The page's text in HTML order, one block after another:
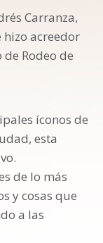
Carranza,
acreedor
Rodeo de
íconos de
esta
de lo más
y cosas que
a las